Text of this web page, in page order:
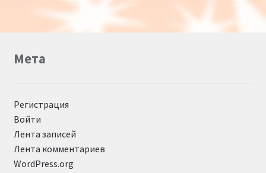
Мета
Регистрация
Войти
Лента записей
Лента комментариев
WordPress.org